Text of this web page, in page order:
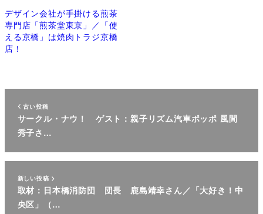
デザイン会社が手掛ける煎茶
専門店「煎茶堂東京」／「使
える京橋」は焼肉トラジ京橋
店！
古い投稿
サークル・ナウ！ ゲスト：親子リズム汽車ポッポ 風間
秀子さ…
新しい投稿
取材：日本橋消防団 団長 鹿島靖幸さん／「大好き！中
央区」（…